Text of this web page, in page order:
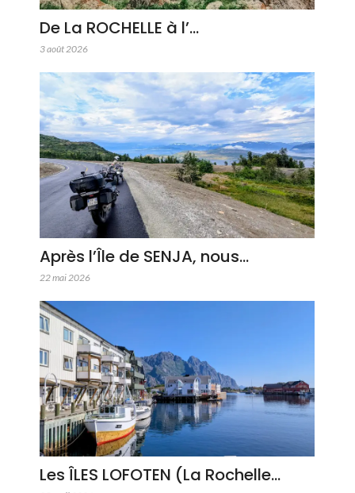
De La ROCHELLE à l’…
3 août 2026
Après l’Île de SENJA, nous…
22 mai 2026
Les ÎLES LOFOTEN (La Rochelle…